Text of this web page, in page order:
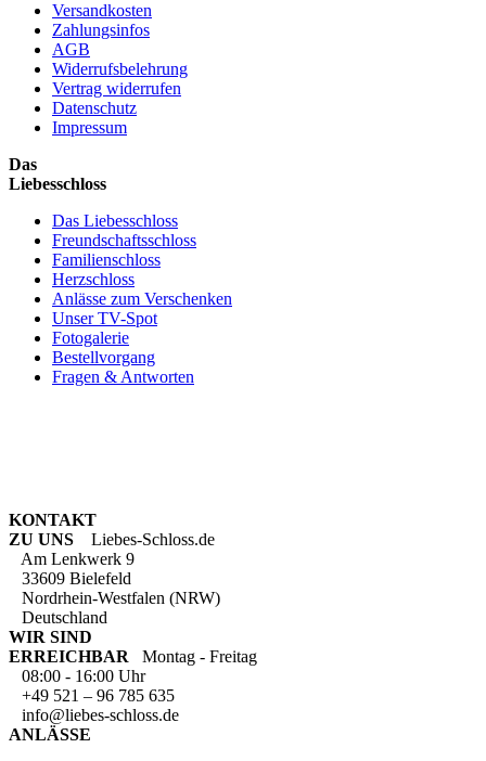
Versandkosten
Zahlungsinfos
AGB
Widerrufsbelehrung
Vertrag widerrufen
Datenschutz
Impressum
Das
Liebesschloss
Das Liebesschloss
Freundschaftsschloss
Familienschloss
Herzschloss
Anlässe zum Verschenken
Unser TV-Spot
Fotogalerie
Bestellvorgang
Fragen & Antworten
KONTAKT
ZU UNS
Liebes-Schloss.de
Am Lenkwerk 9
33609 Bielefeld
Nordrhein-Westfalen (NRW)
Deutschland
WIR SIND
ERREICHBAR
Montag - Freitag
08:00 - 16:00 Uhr
+49 521 – 96 785 635
info@liebes-schloss.de
ANLÄSSE